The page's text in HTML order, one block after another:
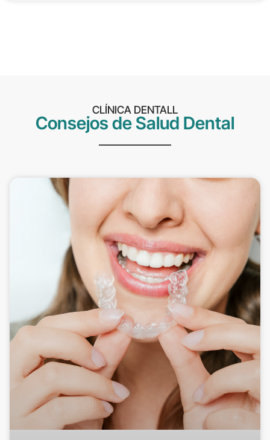
CLÍNICA DENTALL
Consejos de Salud Dental